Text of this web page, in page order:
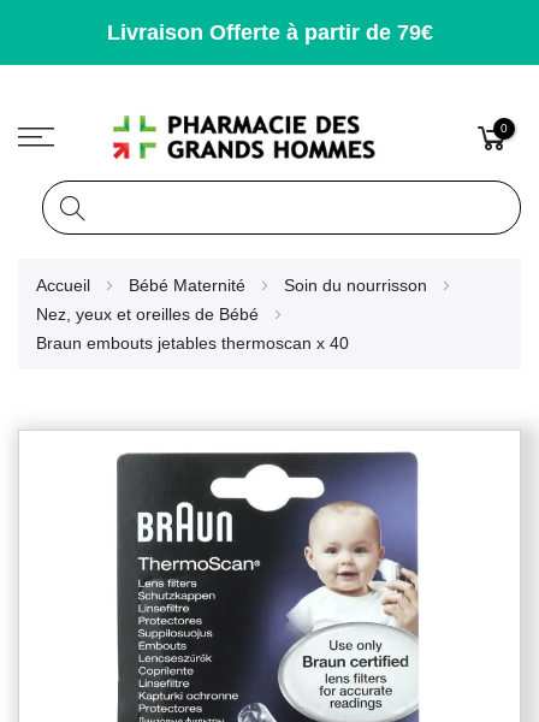
Livraison Offerte à partir de 79€
0
contenu
Accueil Bébé Maternité
Soin du nourrisson
Nez, yeux et oreilles de Bébé
Braun embouts jetables thermoscan x 40